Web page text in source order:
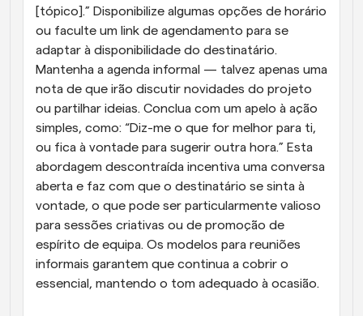
[tópico].” Disponibilize algumas opções de horário
ou faculte um link de agendamento para se
adaptar à disponibilidade do destinatário.
Mantenha a agenda informal — talvez apenas uma
nota de que irão discutir novidades do projeto
ou partilhar ideias. Conclua com um apelo à ação
simples, como: “Diz-me o que for melhor para ti,
ou fica à vontade para sugerir outra hora.” Esta
abordagem descontraída incentiva uma conversa
aberta e faz com que o destinatário se sinta à
vontade, o que pode ser particularmente valioso
para sessões criativas ou de promoção de
espírito de equipa. Os modelos para reuniões
informais garantem que continua a cobrir o
essencial, mantendo o tom adequado à ocasião.